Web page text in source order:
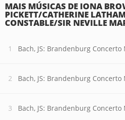
MAIS MÚSICAS DE IONA
PICKETT/CATHERINE
CONSTABLE/SIR NEVILLE
Bach, JS: Brandenburg Concerto No. 4 in G
Bach, JS: Brandenburg Concerto No. 4 in G
Bach, JS: Brandenburg Concerto No. 4 in G